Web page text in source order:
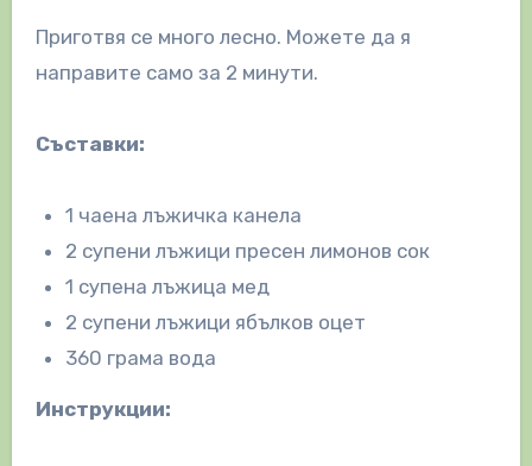
Приготвя се много лесно. Можете да я
направите само за 2 минути.
Съставки:
1 чаена лъжичка канела
2 супени лъжици пресен лимонов сок
1 супена лъжица мед
2 супени лъжици ябълков оцет
360 грама вода
Инструкции: